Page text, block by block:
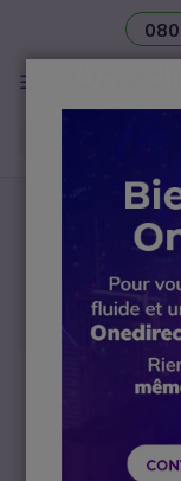
Besoin d’une
Cleyver
Passer à la fin de la